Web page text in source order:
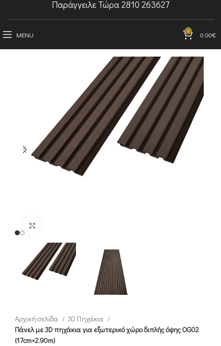
Παράγγειλε Τώρα 2810 263627
MENU 0 0.00€
Αρχική σελίδα
3D Πηχάκια
Πάνελ με 3D πηχάκια για εξωτερικό χώρο διπλής όψης OG02
(17cm×2.90m)